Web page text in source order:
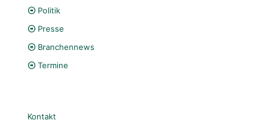
Politik
Presse
Branchennews
Termine
Kontakt